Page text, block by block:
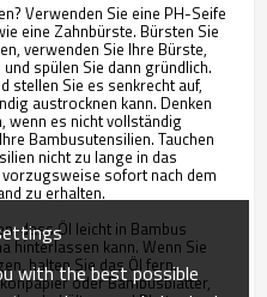
Verwenden Sie eine PH-Seife
eine Zahnbürste. Bürsten Sie
verwenden Sie Ihre Bürste,
spülen Sie dann gründlich.
stellen Sie es senkrecht auf,
austrocknen kann. Denken
wenn es nicht vollständig
Bambusutensilien. Tauchen
nicht zu lange in das
sofort nach dem
zu erhalten.
dass Öl leicht in Bambus
hinterlassen kann. Wenn Sie
halten Sie das Öl fern.
oder Bambusblätter,
with the best possible